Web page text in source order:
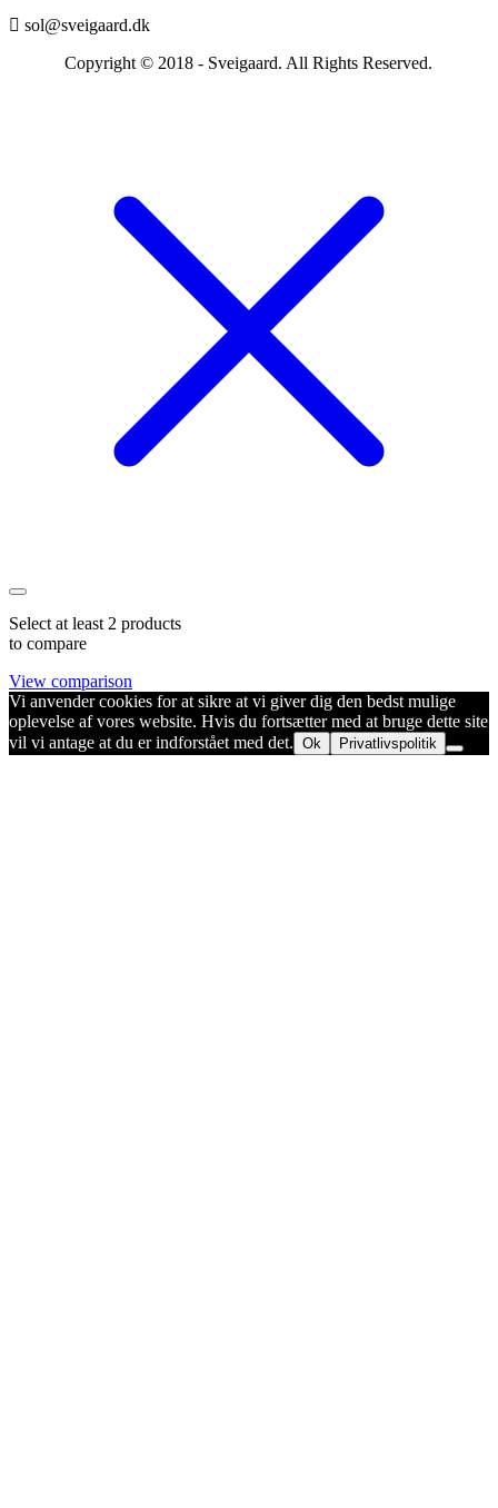
sol@sveigaard.dk
Copyright © 2018 - Sveigaard. All Rights Reserved.
Select at least 2 products
to compare
View comparison
Vi anvender cookies for at sikre at vi giver dig den bedst mulige
oplevelse af vores website. Hvis du fortsætter med at bruge dette site
vil vi antage at du er indforstået med det. Ok Privatlivspolitik